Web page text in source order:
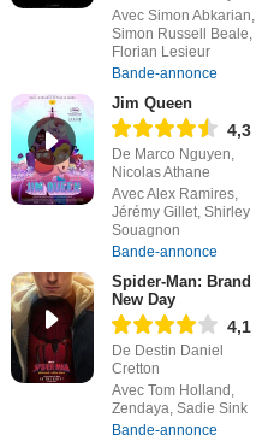
Avec Simon Abkarian,
Simon Russell Beale,
Florian Lesieur
Bande-annonce
Jim Queen
4,3
De Marco Nguyen,
Nicolas Athane
Avec Alex Ramires,
Jérémy Gillet, Shirley
Souagnon
Bande-annonce
Spider-Man: Brand
New Day
4,1
De Destin Daniel
Cretton
Avec Tom Holland,
Zendaya, Sadie Sink
Bande-annonce